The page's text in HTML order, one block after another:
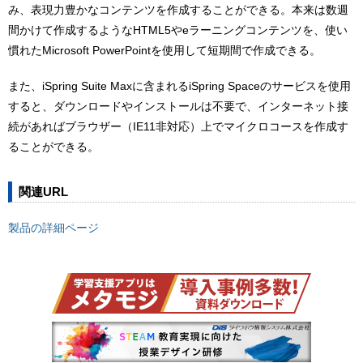
み、表現力豊かなコンテンツを作成することができる。本来は数週
間かけて作成するようなHTML5やeラーニングコンテンツを、使い
慣れたMicrosoft PowerPointを使用して短期間で作成できる。
また、iSpring Suite Maxに含まれるiSpring Spaceのサービスを使用
すると、ダウンロードやインストールは不要で、インターネット接
続があればブラウザー（IE11非対応）上でマイクロコースを作成す
ることができる。
関連URL
製品の詳細ページ